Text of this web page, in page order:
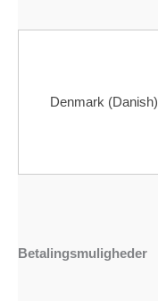
Denmark (Danish)
Betalingsmuligheder